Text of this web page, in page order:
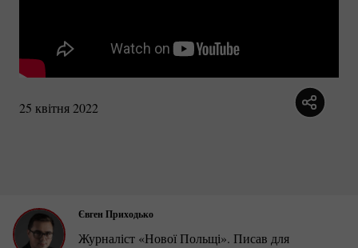
25 квітня 2022
Євген Приходько
Журналіст «Нової Польщі». Писав для